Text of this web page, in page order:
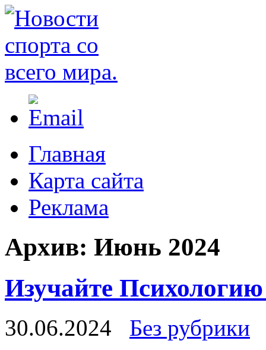
Главная
Карта сайта
Реклама
Архив: Июнь 2024
Изучайте
30.06.2024
Без рубрики